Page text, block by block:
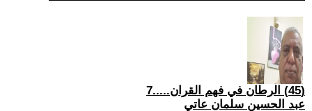
(45) الرطان في فهم القران.....7
عبد الحسين سلمان عاتي